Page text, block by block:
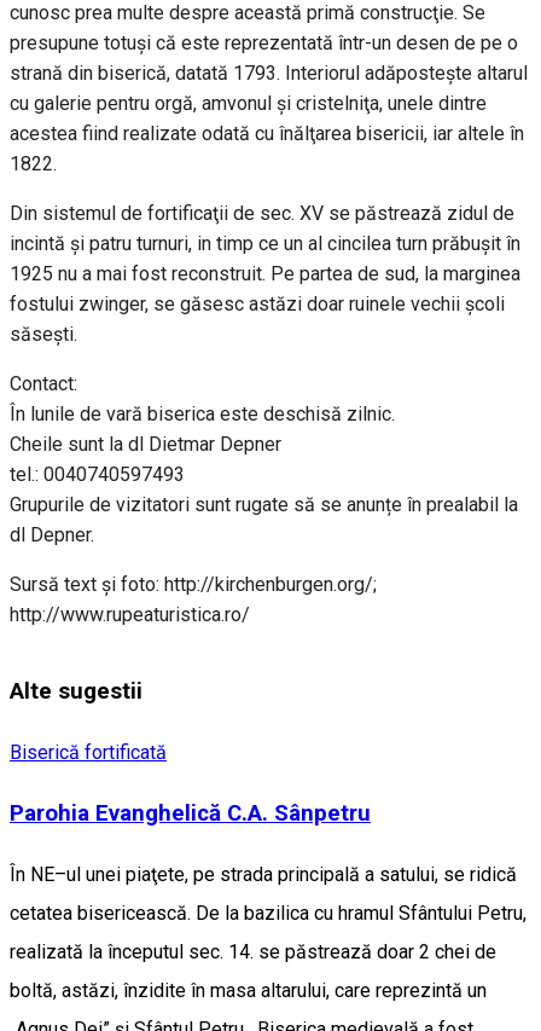
cunosc prea multe despre această primă construcţie. Se
presupune totuşi că este reprezentată într-un desen de pe o
strană din biserică, datată 1793. Interiorul adăposteşte altarul
cu galerie pentru orgă, amvonul şi cristelniţa, unele dintre
acestea fiind realizate odată cu înălţarea bisericii, iar altele în
1822.
Din sistemul de fortificaţii de sec. XV se păstrează zidul de
incintă şi patru turnuri, in timp ce un al cincilea turn prăbuşit în
1925 nu a mai fost reconstruit. Pe partea de sud, la marginea
fostului zwinger, se găsesc astăzi doar ruinele vechii şcoli
săseşti.
Contact:
În lunile de vară biserica este deschisă zilnic.
Cheile sunt la dl Dietmar Depner
tel.: 0040740597493
Grupurile de vizitatori sunt rugate să se anunțe în prealabil la
dl Depner.
Sursă text și foto: http://kirchenburgen.org/;
http://www.rupeaturistica.ro/
Alte sugestii
Biserică fortificată
Parohia Evanghelică C.A. Sânpetru
În NE–ul unei piaţete, pe strada principală a satului, se ridică
cetatea bisericească. De la bazilica cu hramul Sfântului Petru,
realizată la începutul sec. 14. se păstrează doar 2 chei de
boltă, astăzi, înzidite în masa altarului, care reprezintă un